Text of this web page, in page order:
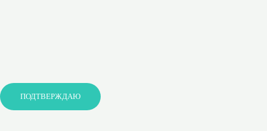
ПОДТВЕРЖДАЮ